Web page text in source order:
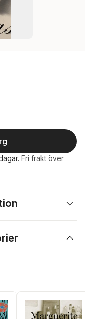
. Fri frakt över